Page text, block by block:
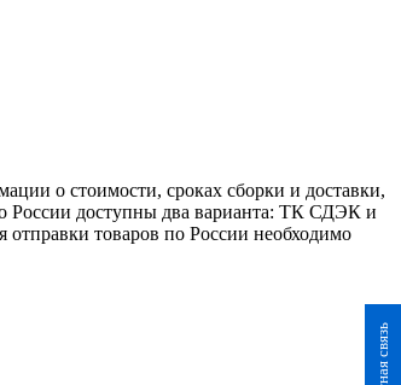
о стоимости, сроках сборки и доставки,
России доступны два варианта: ТК СДЭК и
отправки товаров по России необходимо